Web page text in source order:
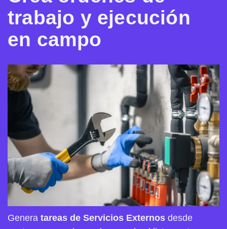
trabajo y ejecución
en campo
Genera tareas de Servicios Externos desde